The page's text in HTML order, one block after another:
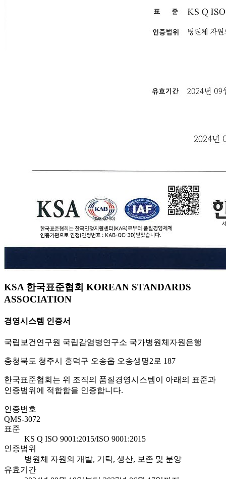
KSA 한국표준협회 KOREAN STANDARDS
ASSOCIATION
경영시스템 인증서
국립보건연구원 국립감염병연구소 국가병원체자원은행
충청북도 청주시 흥덕구 오송읍 오송생명2로 187
한국표준협회는 위 조직의 품질경영시스템이 아래의 표준과
인증범위에 적합함을 인증합니다.
인증번호
QMS-3072
표준
KS Q ISO 9001:2015/ISO 9001:2015
인증범위
병원체 자원의 개발, 기탁, 생산, 보존 및 분양
유효기간